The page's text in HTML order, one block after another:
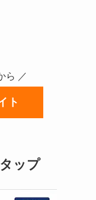
ら ／
ト
ップ